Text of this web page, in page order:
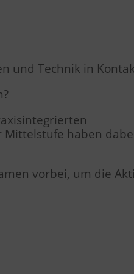
und Technik in
haben
vorbei, um die